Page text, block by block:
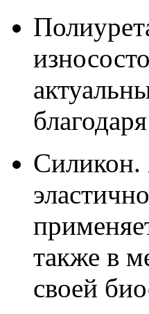
Силикон.
также в
своей